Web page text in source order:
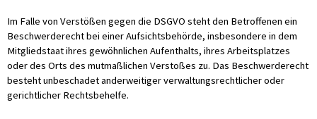
Im Falle von Verstößen gegen die DSGVO steht den Betroffenen ein
Beschwerderecht bei einer Aufsichtsbehörde, insbesondere in dem
Mitgliedstaat ihres gewöhnlichen Aufenthalts, ihres Arbeitsplatzes
oder des Orts des mutmaßlichen Verstoßes zu. Das Beschwerderecht
besteht unbeschadet anderweitiger verwaltungsrechtlicher oder
gerichtlicher Rechtsbehelfe.